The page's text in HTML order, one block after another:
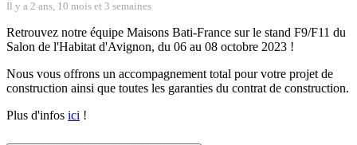
Il y a 2 ans, 10 mois et 3 semaines
Retrouvez notre équipe Maisons Bati-France sur le stand F9/F11 du
Salon de l'Habitat d'Avignon, du 06 au 08 octobre 2023 !
Nous vous offrons un accompagnement total pour votre projet de
construction ainsi que toutes les garanties du contrat de construction.
Plus d'infos ici !